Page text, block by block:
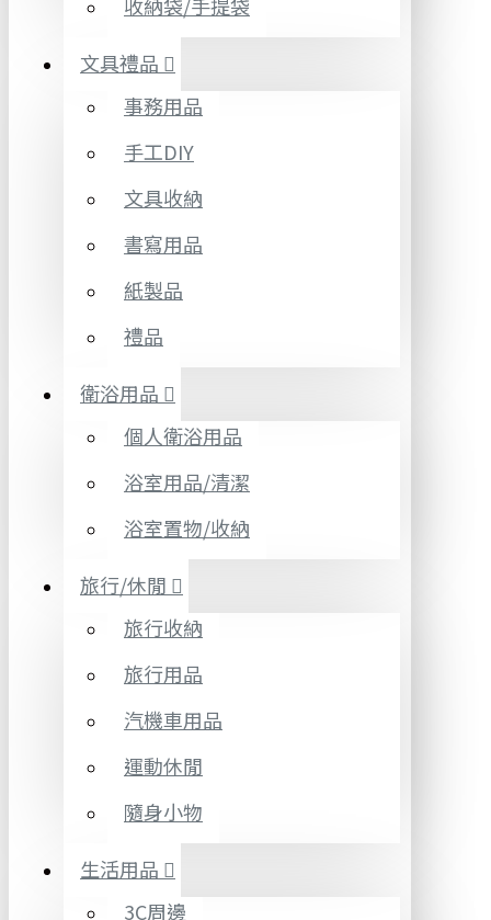
文具禮品
事務用品
手工DIY
文具收納
書寫用品
紙製品
禮品
衛浴用品
個人衛浴用品
浴室用品/清潔
浴室置物/收納
旅行/休閒
旅行收納
旅行用品
汽機車用品
運動休閒
隨身小物
生活用品
3C周邊